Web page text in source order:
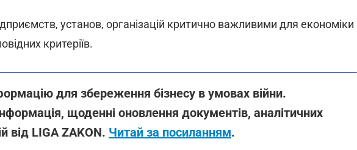
установ, організацій критично важливими для економіки
критеріїв.
для збереження бізнесу в умовах війни.
щоденні оновлення документів, аналітичних
від LIGA ZAKON. Читай за посиланням.